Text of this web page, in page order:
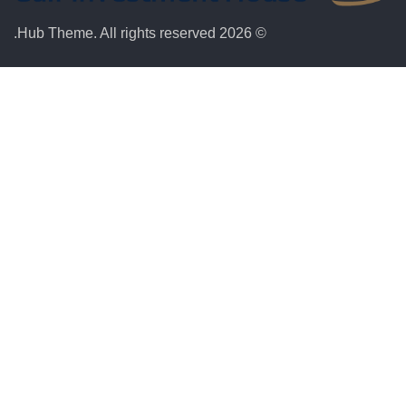
© 2026 Hub Theme. All rights reserved.